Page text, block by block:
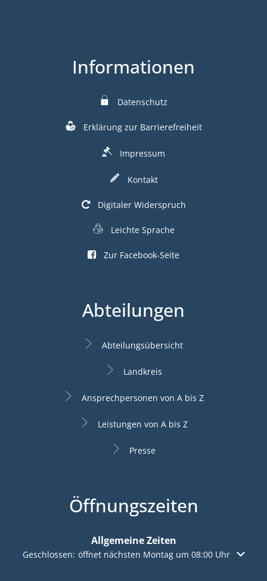
Informationen
Datenschutz
Erklärung zur Barrierefreiheit
Impressum
Kontakt
Digitaler Widerspruch
Leichte Sprache
Zur Facebook-Seite
Abteilungen
Abteilungsübersicht
Landkreis
Ansprechpersonen von A bis Z
Leistungen von A bis Z
Presse
Öffnungszeiten
Allgemeine Zeiten
Klicken, um weitere Öffnungs- oder Schließzeiten
Geschlossen: öffnet nächsten Montag um 08:00 Uhr